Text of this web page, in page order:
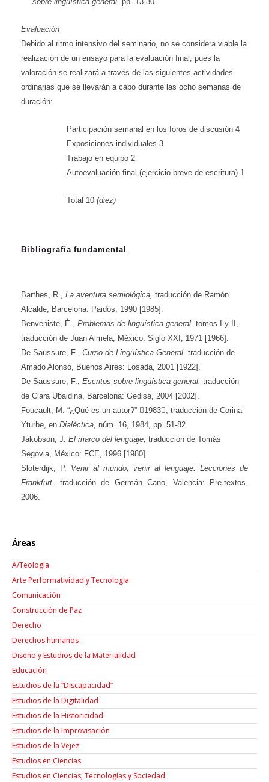
Evaluación
Debido al ritmo intensivo del seminario, no se considera viable la
realización de un ensayo para la evaluación final, pues la
valoración se realizará a través de las siguientes actividades
ordinarias que se llevarán a cabo durante las ocho semanas de
duración:
Participación semanal en los foros de discusión 4
Exposiciones individuales 3
Trabajo en equipo 2
Autoevaluación final (ejercicio breve de escritura) 1
Total 10 (diez)
Bibliografía fundamental
Barthes, R., La aventura semiológica, traducción de Ramón
Alcalde, Barcelona: Paidós, 1990 [1985].
Benveniste, É., Problemas de lingüística general, tomos I y II,
traducción de Juan Almela, México: Siglo XXI, 1971 [1966].
De Saussure, F., Curso de Lingüística General, traducción de
Amado Alonso, Buenos Aires: Losada, 2001 [1922].
De Saussure, F., Escritos sobre lingüística general, traducción
de Clara Ubaldina, Barcelona: Gedisa, 2004 [2002].
Foucault, M. “¿Qué es un autor?” 1983, traducción de Corina
Yturbe, en Dialéctica, núm. 16, 1984, pp. 51-82.
Jakobson, J. El marco del lenguaje, traducción de Tomás
Segovia, México: FCE, 1996 [1980].
Sloterdijk, P. Venir al mundo, venir al lenguaje. Lecciones de
Frankfurt, traducción de Germán Cano, Valencia: Pre-textos,
2006.
Áreas
A/Teología
Arte Performatividad y Tecnología
Comunicación
Construcción de Paz
Derecho
Derechos humanos
Diseño y Estudios de la Materialidad
Educación
Estudios de la “Discapacidad”
Estudios de la Digitalidad
Estudios de la Historicidad
Estudios de la Improvisación
Estudios de la Vejez
Estudios en Ciencias
Estudios en Ciencias, Tecnologías y Sociedad